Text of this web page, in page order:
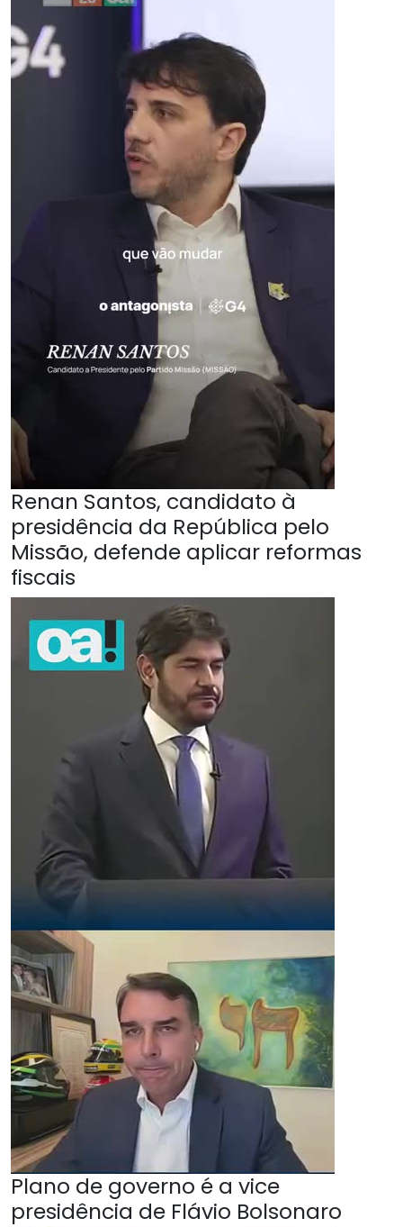
Renan Santos, candidato à
presidência da República pelo
Missão, defende aplicar reformas
fiscais
Plano de governo é a vice
presidência de Flávio Bolsonaro